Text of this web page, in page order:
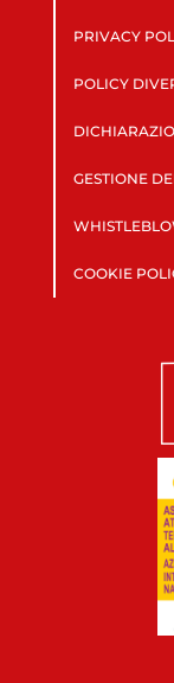
PRIVACY
POLICY
GESTIONE
COOKIE